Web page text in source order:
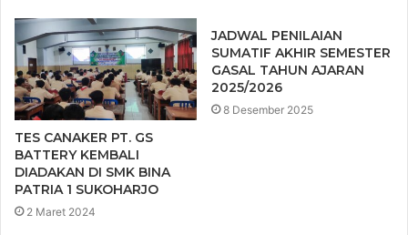
TES CANAKER PT. GS
BATTERY KEMBALI
DIADAKAN DI SMK BINA
PATRIA 1 SUKOHARJO
2 Maret 2024
JADWAL PENILAIAN
SUMATIF AKHIR SEMESTER
GASAL TAHUN AJARAN
2025/2026
8 Desember 2025